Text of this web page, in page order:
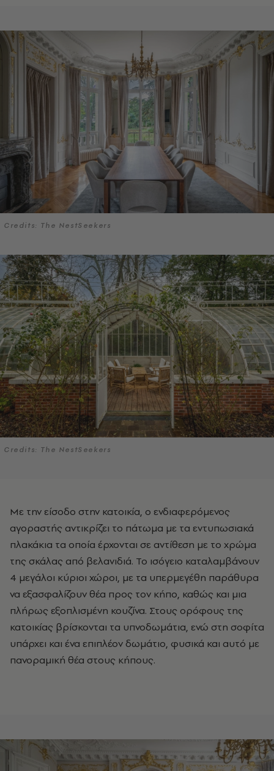
Credits: The NestSeekers
Credits: The NestSeekers
Με την είσοδο στην κατοικία, ο ενδιαφερόμενος
αγοραστής αντικρίζει το πάτωμα με τα εντυπωσιακά
πλακάκια τα οποία έρχονται σε αντίθεση με το χρώμα
της σκάλας από βελανιδιά. Το ισόγειο καταλαμβάνουν
4 μεγάλοι κύριοι χώροι, με τα υπερμεγέθη παράθυρα
να εξασφαλίζουν θέα προς τον κήπο, καθώς και μια
πλήρως εξοπλισμένη κουζίνα. Στους ορόφους της
κατοικίας βρίσκονται τα υπνοδωμάτια, ενώ στη σοφίτα
υπάρχει και ένα επιπλέον δωμάτιο, φυσικά και αυτό με
πανοραμική θέα στους κήπους.